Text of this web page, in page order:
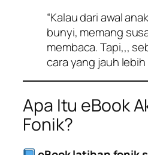
“Kalau dari awal
bunyi, memang
membaca. Tapi,,,
cara yang jauh lebih
Apa Itu eBook
Fonik?